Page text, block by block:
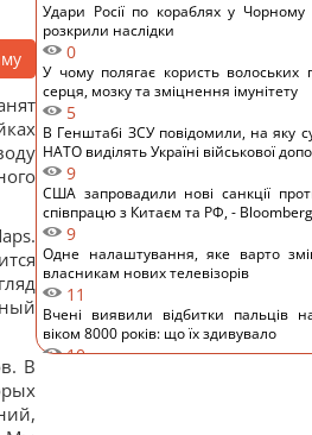
В
Удари Росії по кораблях у Чорному
розкрили наслідки
0
У чому полягає користь волоських
серця, мозку та зміцнення імунітету
5
В Генштабі ЗСУ повідомили, на яку
НАТО виділять Україні військової
9
США запровадили нові санкції
співпрацю з Китаєм та РФ, - Bloomberg
9
Одне налаштування, яке варто
власникам нових телевізорів
11
Вчені виявили відбитки пальців
віком 8000 років: що їх здивувало
10